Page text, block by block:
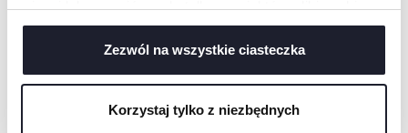
więcej lub wyrazić zgodę tylko na niektóre pliki cookie,
kliknij „Ustawienia”. Zamykając ten baner, wyrażasz
zgodę na używanie wyłącznie technicznych plików
cookie, które są niezbędne dla żądanej usługi.
Zezwól na wszystkie ciasteczka
Korzystaj tylko z niezbędnych
drobnych prac
udźwigu do 150 kg.
naturalne drewno do
tablica do rysowania i
tworzenia.